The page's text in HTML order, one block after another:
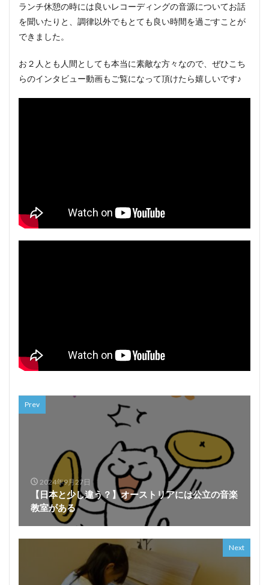
ランチ休憩の時には良いレコーディングの音源についてお話
を聞いたりと、調律以外でもとても良い時間を過ごすことが
できました。
お２人とも人間としても本当に素敵な方々なので、ぜひこち
らのインタビュー動画もご覧になって頂けたら嬉しいです♪
Prev
2024年9月27日
【日本と少し違う？】オーストリアには公立の音楽
教室がある
Next